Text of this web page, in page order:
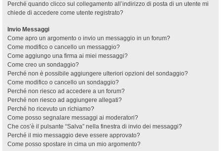
Perché quando clicco sul collegamento all’indirizzo di posta di un utente mi
chiede di accedere come utente registrato?
Invio Messaggi
Come apro un argomento o invio un messaggio in un forum?
Come modifico o cancello un messaggio?
Come aggiungo una firma ai miei messaggi?
Come creo un sondaggio?
Perché non è possibile aggiungere ulteriori opzioni del sondaggio?
Come modifico o cancello un sondaggio?
Perché non riesco ad accedere a un forum?
Perché non riesco ad aggiungere allegati?
Perché ho ricevuto un richiamo?
Come posso segnalare messaggi ai moderatori?
Che cos’è il pulsante “Salva” nella finestra di invio dei messaggi?
Perché il mio messaggio deve essere approvato?
Come posso spostare in cima un mio argomento?